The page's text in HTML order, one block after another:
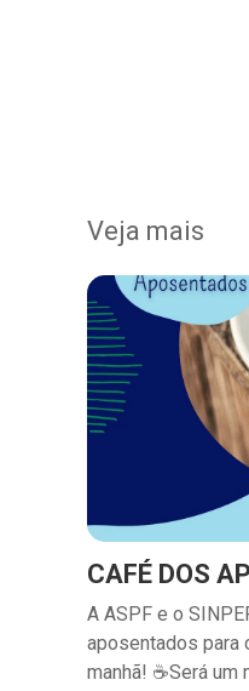
Veja mais
CAFÉ DOS
A ASPF e o
aposentados para
manhã! ☕Será um